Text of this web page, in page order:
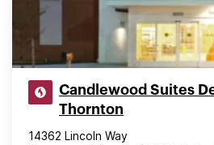
Candlewood Suites
Thornton
14362 Lincoln Way